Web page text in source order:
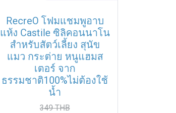
RecreO โฟมแชมพูอาบ
แห้ง Castile ซิลิคอนนาโน
สำหรับสัตว์เลี้ยง สุนัข
แมว กระต่าย หนูแฮมส
เตอร์ จาก
ธรรมชาติ100%ไม่ต้องใช้
น้ำ
349 THB